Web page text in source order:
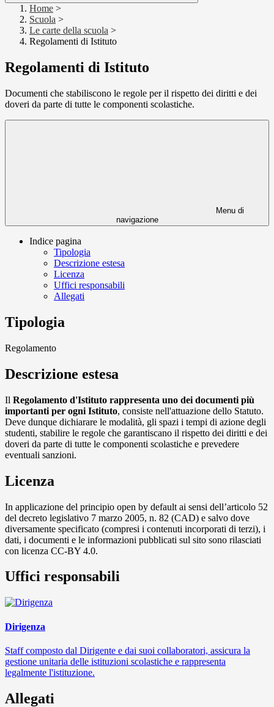
Home >
Scuola >
Le carte della scuola >
Regolamenti di Istituto
Regolamenti di Istituto
Documenti che stabiliscono le regole per il rispetto dei diritti e dei
doveri da parte di tutte le componenti scolastiche.
Menu di
navigazione
Indice pagina
Tipologia
Descrizione estesa
Licenza
Uffici responsabili
Allegati
Tipologia
Regolamento
Descrizione estesa
Il Regolamento d'Istituto rappresenta uno dei documenti più
importanti per ogni Istituto, consiste nell'attuazione dello Statuto.
Deve dunque dichiarare le modalità, gli spazi i tempi di azione degli
studenti, stabilire le regole che garantiscano il rispetto dei diritti e dei
doveri da parte di tutte le componenti scolastiche e prevedere
eventuali sanzioni.
Licenza
In applicazione del principio open by default ai sensi dell’articolo 52
del decreto legislativo 7 marzo 2005, n. 82 (CAD) e salvo dove
diversamente specificato (compresi i contenuti incorporati di terzi), i
dati, i documenti e le informazioni pubblicati sul sito sono rilasciati
con licenza CC-BY 4.0.
Uffici responsabili
Dirigenza
Staff composto dal Dirigente e dai suoi collaboratori, assicura la
gestione unitaria delle istituzioni scolastiche e rappresenta
legalmente l'istituzione.
Allegati